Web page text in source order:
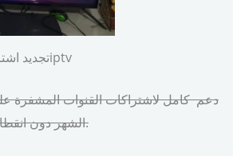
تجديد اشتراك نوفا الاصليiptv
دعم كامل لاشتراكات القنوات المشفرة
الشهر دون انقطاع وله توقف في القنوات.